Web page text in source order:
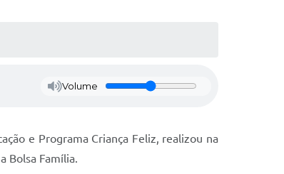
Volume
e Programa Criança Feliz, realizou na
Bolsa Família.